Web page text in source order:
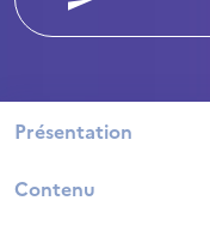
Présentation
Contenu